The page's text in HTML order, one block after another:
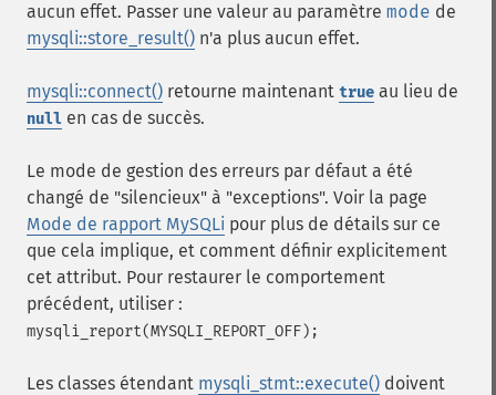
aucun effet. Passer une valeur au paramètre mode de
mysqli::store_result() n'a plus aucun effet.
mysqli::connect() retourne maintenant true au lieu de
null en cas de succès.
Le mode de gestion des erreurs par défaut a été
changé de "silencieux" à "exceptions". Voir la page
Mode de rapport MySQLi pour plus de détails sur ce
que cela implique, et comment définir explicitement
cet attribut. Pour restaurer le comportement
précédent, utiliser :
mysqli_report(MYSQLI_REPORT_OFF);
Les classes étendant mysqli_stmt::execute() doivent